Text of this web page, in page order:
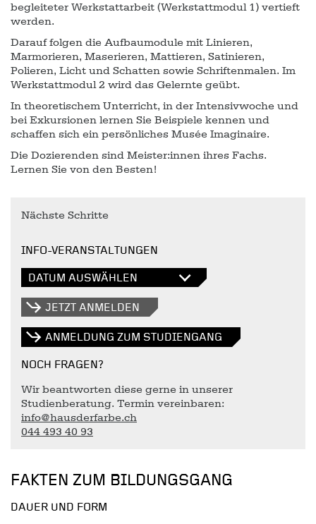
begleiteter Werkstattarbeit (Werkstattmodul 1) vertieft
werden.
Darauf folgen die Aufbaumodule mit Linieren,
Marmorieren, Maserieren, Mattieren, Satinieren,
Polieren, Licht und Schatten sowie Schriftenmalen. Im
Werkstattmodul 2 wird das Gelernte geübt.
In theoretischem Unterricht, in der Intensivwoche und
bei Exkursionen lernen Sie Beispiele kennen und
schaffen sich ein persönliches Musée Imaginaire.
Die Dozierenden sind Meister:innen ihres Fachs.
Lernen Sie von den Besten!
Nächste Schritte
INFO-VERANSTALTUNGEN
DATUM AUSWÄHLEN
JETZT ANMELDEN
ANMELDUNG ZUM STUDIENGANG
NOCH FRAGEN?
Wir beantworten diese gerne in unserer
Studienberatung. Termin vereinbaren:
info@hausderfarbe.ch
044 493 40 93
FAKTEN ZUM BILDUNGSGANG
DAUER UND FORM